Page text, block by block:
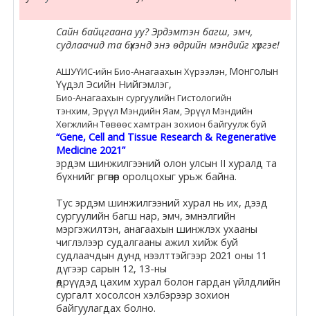
Сайн байцгаана уу? Эрдэмтэн багш, эмч,
судлаачид та бүхэнд энэ өдрийн мэндийг хүргэе!
АШУҮИС-ийн Био-Анагаахын Хүрээлэн, Монголын
Үүдэл Эсийн Нийгэмлэг,
Био-Анагаахын сургуулийн Гистологийн
тэнхим, Эрүүл Мэндийн Яам, Эрүүл Мэндийн
Хөгжлийн Төвөөс хамтран зохион байгуулж буй
“Gene, Cell and Tissue Research & Regenerative
Medicine 2021”
эрдэм шинжилгээний олон улсын II хуралд та
бүхнийг өргөнөөр оролцохыг урьж байна.
Тус эрдэм шинжилгээний хурал нь их, дээд
сургуулийн багш нар, эмч, эмнэлгийн
мэргэжилтэн, анагаахын шинжлэх ухааны
чиглэлээр судалгааны ажил хийж буй
судлаачдын дунд нээлттэйгээр 2021 оны 11
дүгээр сарын 12, 13-ны
өдрүүдэд цахим хурал болон гардан үйлдлийн
сургалт хосолсон хэлбэрээр зохион
байгуулагдах болно.